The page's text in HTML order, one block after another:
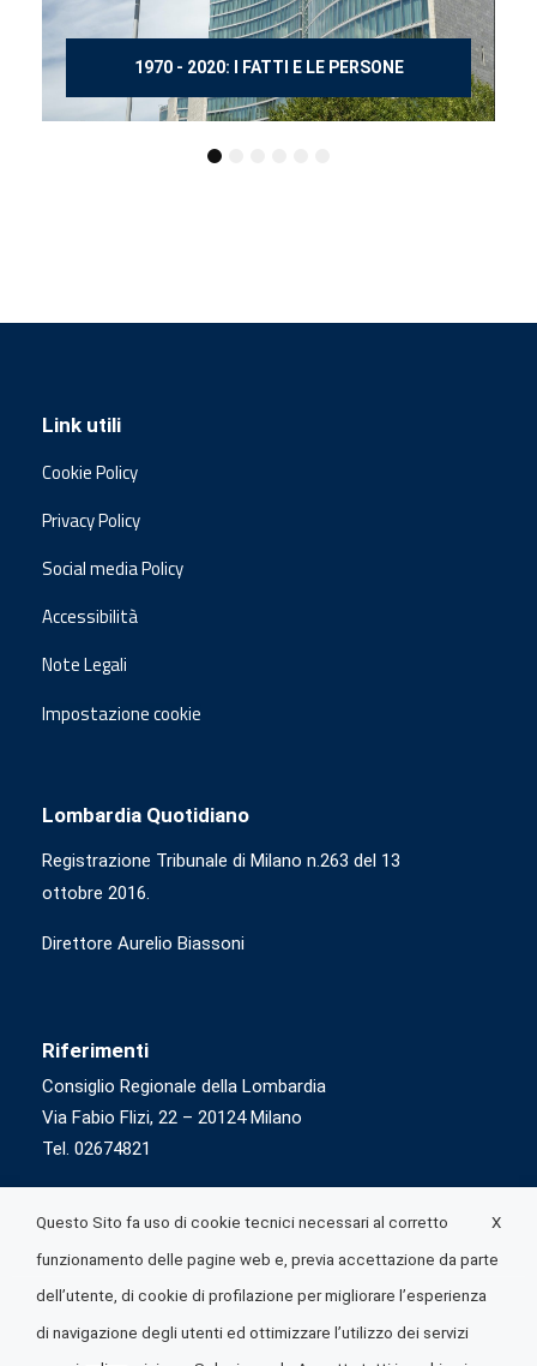
150 ANNI DOPO MANZONI
Link utili
Cookie Policy
Privacy Policy
Social media Policy
Accessibilità
Note Legali
Impostazione cookie
Lombardia Quotidiano
Registrazione Tribunale di Milano n.263 del 13
ottobre 2016.
Direttore Aurelio Biassoni
Riferimenti
Consiglio Regionale della Lombardia
Via Fabio Flizi, 22 – 20124 Milano
Tel. 02674821
X
Questo Sito fa uso di cookie tecnici necessari al corretto
funzionamento delle pagine web e, previa accettazione da parte
dell’utente, di cookie di profilazione per migliorare l’esperienza
di navigazione degli utenti ed ottimizzare l’utilizzo dei servizi